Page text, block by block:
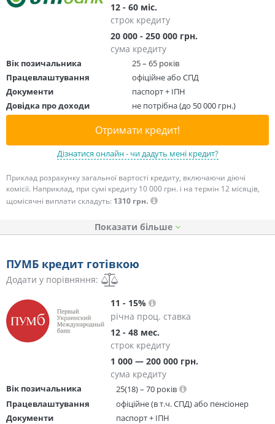
12 - 60 міс.
строк кредиту
20 000 - 250 000 грн.
сума кредиту
Вік позичальника
25 – 65 років
Працевлаштування
офіційне або СПД
Документи
паспорт + ІПН
Довідка про доходи
не потрібна (до 50 000 грн.)
Отримати кредит!
Дізнатися онлайн - чи дадуть мені кредит?
Приклад розрахунку загальної вартості кредиту, включаючи діючі
комісії. Наприклад, при сумі кредиту 10 000 грн. і на термін 12 місяців,
щомісячні виплати складуть: 1310 грн.
Показати
ПУМБ кредит готівкою
Додати у порівняння:
11 - 15%
річна проц. ставка
12 - 48 мес.
строк кредиту
1 000 — 200 000 грн.
сума кредиту
Вік позичальника
25(18) – 70 років
Працевлаштування
офіційне (в т.ч. СПД) або пенсіонер
Документи
паспорт + ІПН